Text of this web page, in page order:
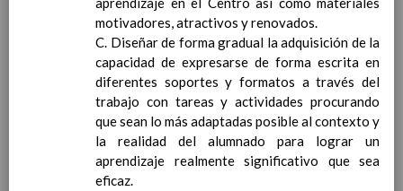
DetecciÃ³n durante el proceso de nueva
escolarizaciÃ³n
DetecciÃ³n durante el proceso de
enseÃ±anza-aprendizaje
Procedimiento general a seguir tras la
detecciÃ³n de indicios de NEAE
El procedimiento de solicitud de evaluaciÃ³n
psicopedagÃ³gica
OrganizaciÃ³n de la respuesta educativa
motivadores, atractivos y renovados.
C. Diseñar de forma gradual la adquisición de la
capacidad de expresarse de forma escrita en
diferentes soportes y formatos a través del
trabajo con tareas y actividades procurando
que sean lo más adaptadas posible al contexto y
la realidad del alumnado para lograr un
aprendizaje realmente significativo que sea
eficaz.